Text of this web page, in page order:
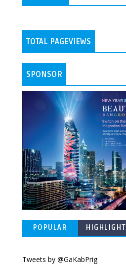
TOTAL PAGEVIEWS
SPONSOR
POPULAR
HIGHLIGHT
Tweets by @GaKabPrig